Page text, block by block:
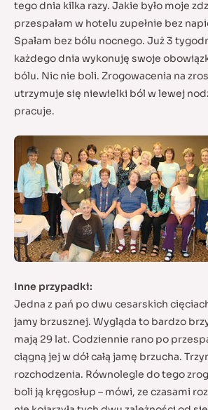
tego dnia kilka razy. Jakie było moje
przespałam w hotelu zupełnie bez
Spałam bez bólu nocnego. Już 3
każdego dnia wykonuję swoje
bólu. Nic nie boli. Zrogowacenia na
utrzymuje się niewielki ból w lewej
pracuje.
Inne przypadki:
Jedna z pań po dwu cesarskich
jamy brzusznej. Wygląda to bardzo
mają 29 lat. Codziennie rano po
ciągną jej w dół całą jamę brzucha.
rozchodzenia. Równolegle do tego
boli ją kręgosłup – mówi, ze czasami